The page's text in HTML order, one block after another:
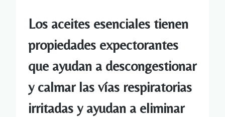
Los aceites esenciales tienen
propiedades expectorantes
que ayudan a descongestionar
y calmar las vías respiratorias
irritadas y ayudan a eliminar